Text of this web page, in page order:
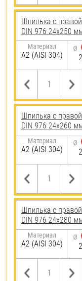
Шпилька с
DIN 976 24х250
Материал
А2 (AISI 304)
Ø
Шпилька с
DIN 976 24х260
Материал
А2 (AISI 304)
Ø
Шпилька с
DIN 976 24х280
Материал
А2 (AISI 304)
Ø